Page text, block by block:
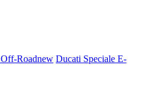
Off-Roadnew Ducati Speciale E-